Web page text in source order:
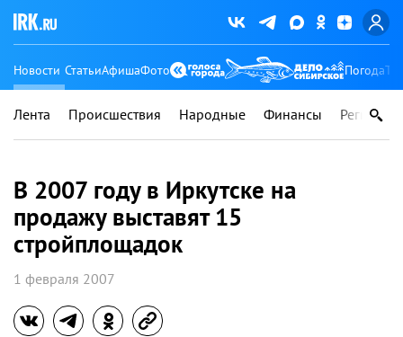
Новости СтатьиАфишаФото Погода
Лента Происшествия Народные Финансы Регионы
В 2007 году в Иркутске на
продажу выставят 15
стройплощадок
1 февраля 2007